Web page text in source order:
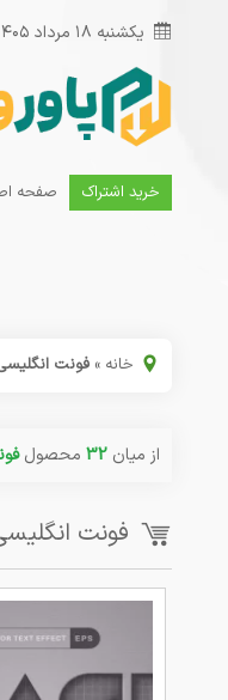
یکشنبه ۱۸ مرداد ۱۴۰۵
خرید اشتراک صفحه
خانه » فونت
از میان 32 محصول
فونت